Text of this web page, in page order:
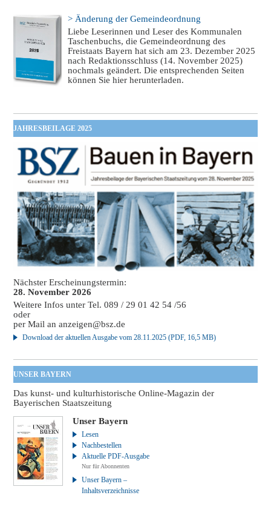
> Änderung der Gemeindeordnung
Liebe Leserinnen und Leser des Kommunalen
Taschenbuchs, die Gemeindeordnung des
Freistaats Bayern hat sich am 23. Dezember 2025
nach Redaktionsschluss (14. November 2025)
nochmals geändert. Die entsprechenden Seiten
können Sie hier herunterladen.
JAHRESBEILAGE 2025
Nächster Erscheinungstermin:
28. November 2026
Weitere Infos unter Tel. 089 / 29 01 42 54 /56
oder
per Mail ananzeigen@bsz.de
Download der aktuellen Ausgabe vom 28.11.2025 (PDF, 16,5 MB)
UNSER BAYERN
Das kunst- und kulturhistorische Online-Magazin der
Bayerischen Staatszeitung
Unser Bayern
Lesen
Nachbestellen
Aktuelle PDF-Ausgabe
Nur für Abonnenten
Unser Bayern –
Inhaltsverzeichnisse